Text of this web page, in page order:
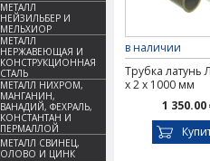
МЕТАЛЛ
НЕЙЗИЛЬБЕР И
МЕЛЬХИОР
МЕТАЛЛ
НЕРЖАВЕЮЩАЯ И
КОНСТРУКЦИОННАЯ
СТАЛЬ
МЕТАЛЛ НИХРОМ,
МАНГАНИН,
ВАНАДИЙ, ФЕХРАЛЬ,
КОНСТАНТАН И
ПЕРМАЛЛОЙ
МЕТАЛЛ СВИНЕЦ,
ОЛОВО И ЦИНК
в наличии
Трубка латунь
х 2 х 1000 мм
1 350.00